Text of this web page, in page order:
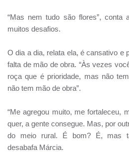
“Mas nem tudo são flores”, conta
muitos desafios.
O dia a dia, relata ela, é cansativo e
falta de mão de obra. “Às vezes
roça que é prioridade, mas não
não tem mão de obra”.
“Me agregou muito, me fortaleceu,
quer, a gente consegue. Mas, por
do meio rural. É bom? É, mas
desabafa Márcia.